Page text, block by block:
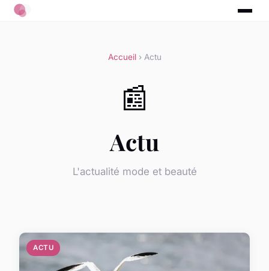
Accueil› Actu
📰
Actu
L'actualité mode et beauté
ACTU